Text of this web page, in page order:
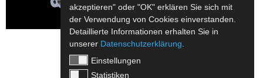
akzeptieren" oder "OK" erklären Sie sich mit
der Verwendung von Cookies einverstanden.
Detaillierte Informationen erhalten Sie in
unserer Datenschutzerklärung
Einstellungen
Statistiken